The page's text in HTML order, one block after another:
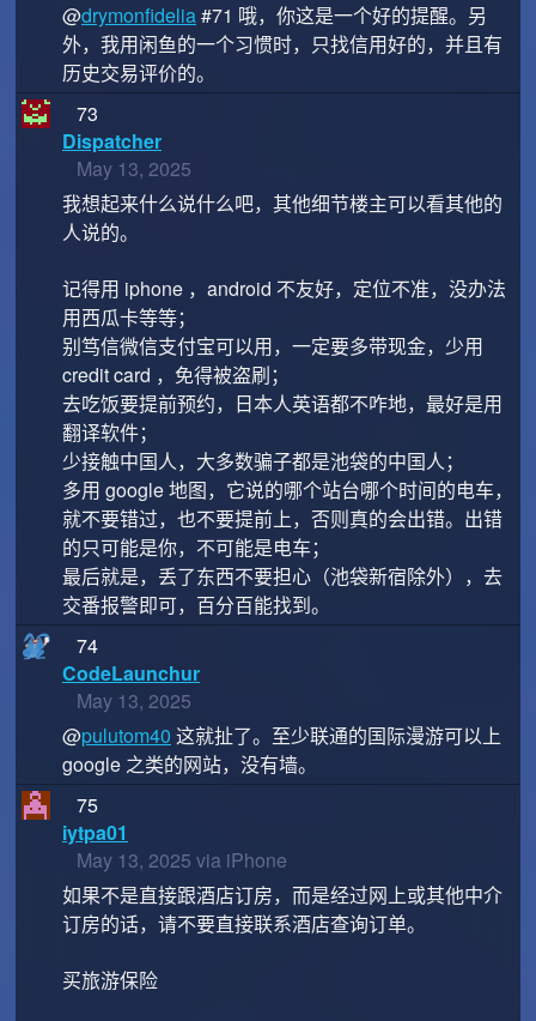
@drymonfidelia#71 哦，你这是一个好的提醒。另
外，我用闲鱼的一个习惯时，只找信用好的，并且有
历史交易评价的。
73
Dispatcher
May 13, 2025
我想起来什么说什么吧，其他细节楼主可以看其他的
人说的。
记得用 iphone ，android 不友好，定位不准，没办法
用西瓜卡等等；
别笃信微信支付宝可以用，一定要多带现金，少用
credit card ，免得被盗刷；
去吃饭要提前预约，日本人英语都不咋地，最好是用
翻译软件；
少接触中国人，大多数骗子都是池袋的中国人；
多用 google 地图，它说的哪个站台哪个时间的电车，
就不要错过，也不要提前上，否则真的会出错。出错
的只可能是你，不可能是电车；
最后就是，丢了东西不要担心（池袋新宿除外），去
交番报警即可，百分百能找到。
74
CodeLaunchur
May 13, 2025
@pulutom40 这就扯了。至少联通的国际漫游可以上
google 之类的网站，没有墙。
75
iytpa01
May 13, 2025 via iPhone
如果不是直接跟酒店订房，而是经过网上或其他中介
订房的话，请不要直接联系酒店查询订单。
买旅游保险